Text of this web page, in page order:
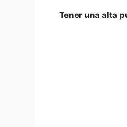
Tener una alta